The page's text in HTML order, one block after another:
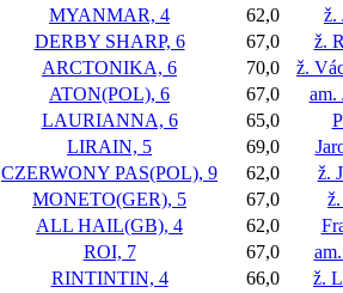
MYANMAR, 4 62,0
ž.
DERBY SHARP, 6 67,0
ž.
ARCTONIKA, 6 70,0
ž.
ATON(POL), 6 67,0
am.
LAURIANNA, 6 65,0
LIRAIN, 5 69,0
CZERWONY PAS(POL), 9 62,0
ž.
MONETO(GER), 5 67,0
ALL HAIL(GB), 4 62,0
ROI, 7 67,0
RINTINTIN, 4 66,0
ž.